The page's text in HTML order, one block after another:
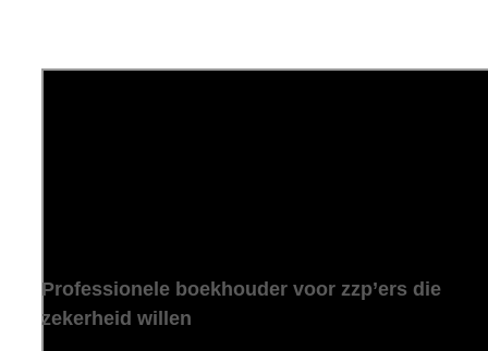
Professionele boekhouder voor zzp’ers die
zekerheid willen